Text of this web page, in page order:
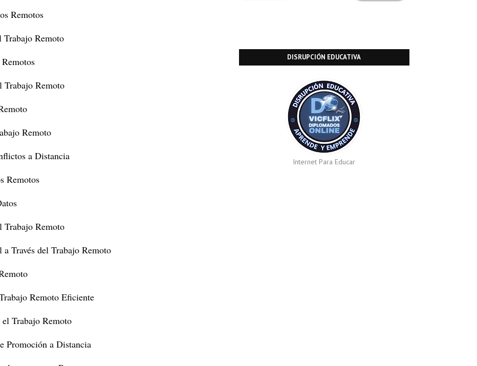
Remotos
Trabajo Remoto
Remoto
Remoto
a Distancia
Remotos
Remoto
Través del Trabajo Remoto
Remoto Eficiente
Trabajo Remoto
Promoción a Distancia
DISRUPCIÓN EDUCATIVA
Internet Para Educar